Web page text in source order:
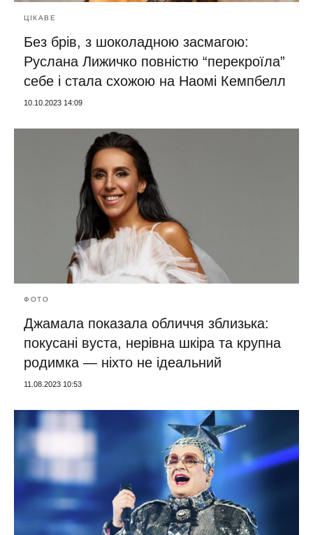
ЦІКАВЕ
Без брів, з шоколадною засмагою:
Руслана Лижичко повністю “перекроїла”
себе і стала схожою на Наомі Кемпбелл
10.10.2023 14:09
ФОТО
Джамала показала обличчя зблизька:
покусані вуста, нерівна шкіра та крупна
родимка — ніхто не ідеальний
11.08.2023 10:53